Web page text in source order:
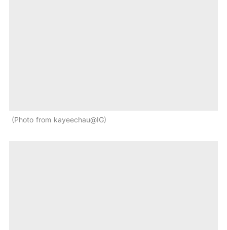
Photo from kayeechau@IG